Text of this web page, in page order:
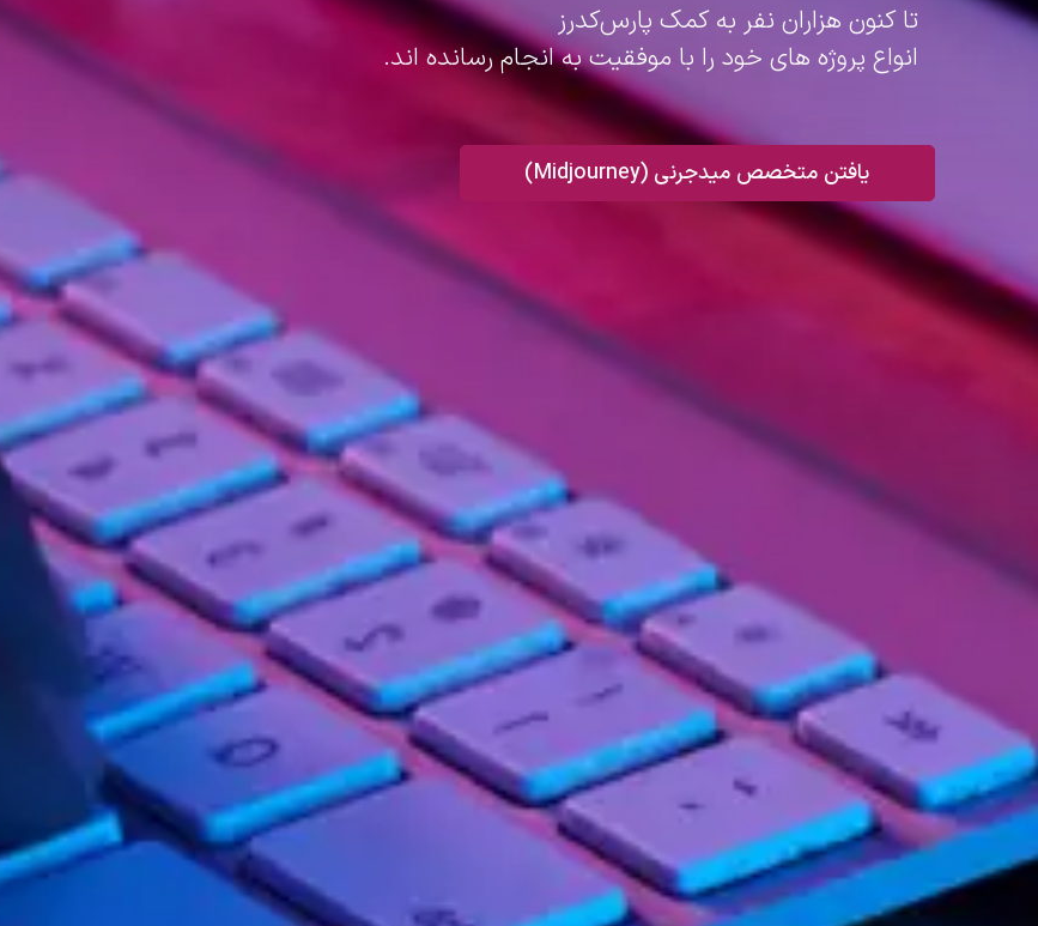
تا کنون هزاران نفر به کمک پارس‌کدرز
انواع پروژه های خود را با موفقیت به انجام رسانده اند.
یافتن متخصص میدجرنی (Midjourney)